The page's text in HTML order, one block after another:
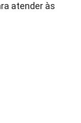
atender às